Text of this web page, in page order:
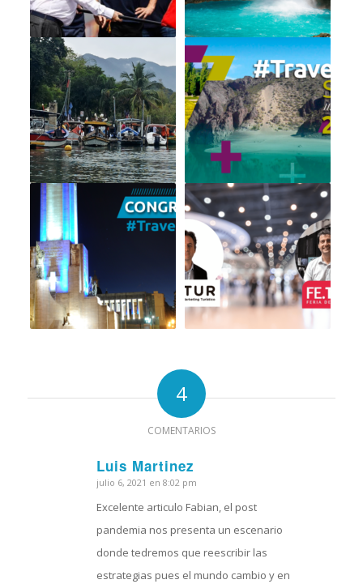
4
COMENTARIOS
Luis Martinez
Dice:
julio 6, 2021 en 8:02 pm
Excelente articulo Fabian, el post
pandemia nos presenta un escenario
donde tedremos que reescribir las
estrategias pues el mundo cambio y en